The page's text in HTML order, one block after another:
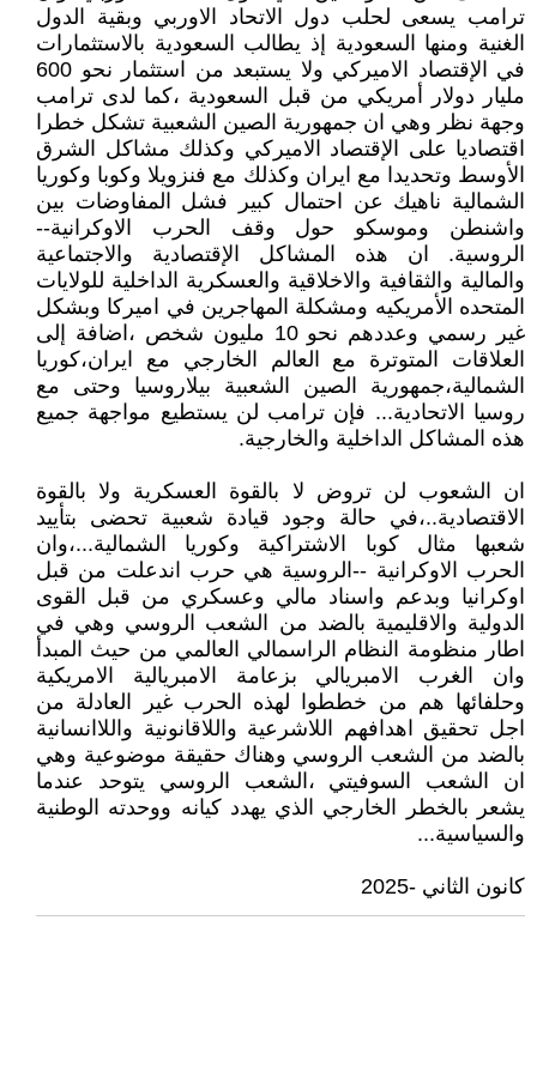
ترامب يسعى لحلب دول الاتحاد الاوربي وبقية الدول
الغنية ومنها السعودية إذ يطالب السعودية بالاستثمارات
في الإقتصاد الاميركي ولا يستبعد من استثمار نحو 600
مليار دولار أمريكي من قبل السعودية ،كما لدى ترامب
وجهة نظر وهي ان جمهورية الصين الشعبية تشكل خطرا
اقتصاديا على الإقتصاد الاميركي وكذلك مشاكل الشرق
الأوسط وتحديدا مع ايران وكذلك مع فنزويلا وكوبا وكوريا
الشمالية ناهيك عن احتمال كبير فشل المفاوضات بين
واشنطن وموسكو حول وقف الحرب الاوكرانية--
الروسية. ان هذه المشاكل الإقتصادية والاجتماعية
والمالية والثقافية والاخلاقية والعسكرية الداخلية للولايات
المتحده الأمريكيه ومشكلة المهاجرين في اميركا وبشكل
غير رسمي وعددهم نحو 10 مليون شخص ،اضافة إلى
العلاقات المتوترة مع العالم الخارجي مع ايران،كوريا
الشمالية،جمهورية الصين الشعبية بيلاروسيا وحتى مع
روسيا الاتحادية... فإن ترامب لن يستطيع مواجهة جميع
هذه المشاكل الداخلية والخارجية.
ان الشعوب لن تروض لا بالقوة العسكرية ولا بالقوة
الاقتصادية..،في حالة وجود قيادة شعبية تحضى بتأييد
شعبها مثال كوبا الاشتراكية وكوريا الشمالية...،وان
الحرب الاوكرانية --الروسية هي حرب اندعلت من قبل
اوكرانيا وبدعم واسناد مالي وعسكري من قبل القوى
الدولية والاقليمية بالضد من الشعب الروسي وهي في
اطار منظومة النظام الراسمالي العالمي من حيث المبدأ
وان الغرب الامبريالي بزعامة الامبريالية الامريكية
وحلفائها هم من خططوا لهذه الحرب غير العادلة من
اجل تحقيق اهدافهم اللاشرعية واللاقانونية واللاانسانية
بالضد من الشعب الروسي وهناك حقيقة موضوعية وهي
ان الشعب السوفيتي ،الشعب الروسي يتوحد عندما
يشعر بالخطر الخارجي الذي يهدد كيانه ووحدته الوطنية
والسياسية...
كانون الثاني -2025